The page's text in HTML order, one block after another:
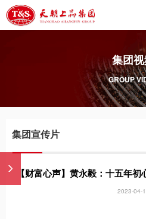
集团
GROUP
集团宣传片
【财富心声】黄永毅：十五年
2023-04-